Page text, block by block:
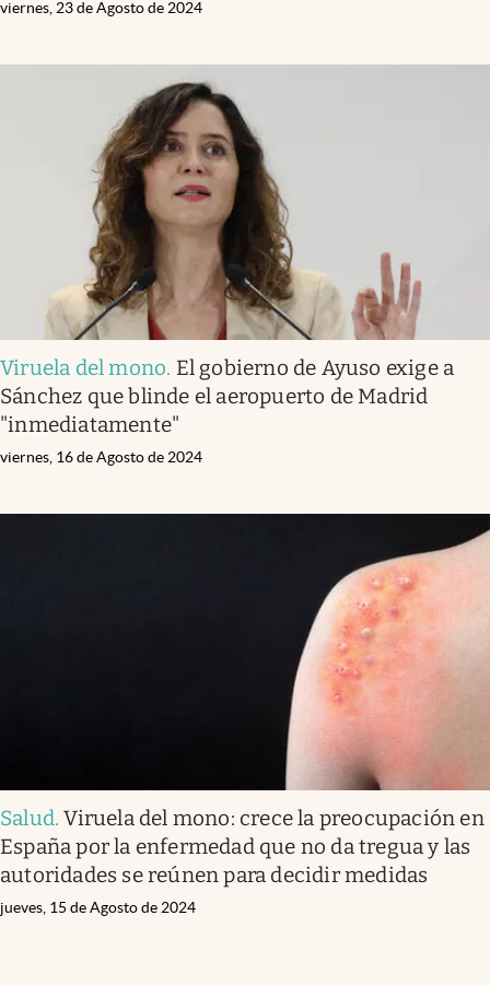
viernes, 23 de Agosto de 2024
Viruela del mono. El gobierno de Ayuso exige a
Sánchez que blinde el aeropuerto de Madrid
"inmediatamente"
viernes, 16 de Agosto de 2024
Salud.Viruela del mono: crece la preocupación en
España por la enfermedad que no da tregua y las
autoridades se reúnen para decidir medidas
jueves, 15 de Agosto de 2024